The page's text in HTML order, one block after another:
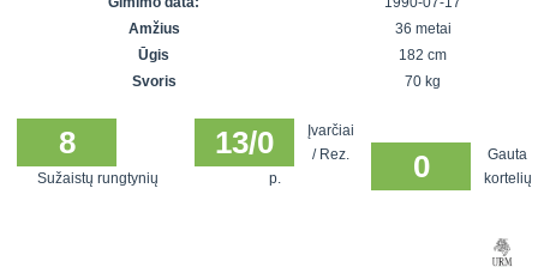
SFL rudens
Snaigės taurė
čempionatas
Vilnius
Amžius
36 metai
Ūgis
182 cm
Svoris
70 kg
8
Sužaistų rungtynių
13/0
Įvarčiai
/ Rez.
p.
0
Gauta
kortelių